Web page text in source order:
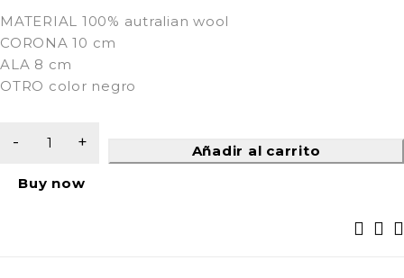
MATERIAL 100% autralian wool
CORONA 10 cm
ALA 8 cm
OTRO color negro
Añadir al carrito
Buy now